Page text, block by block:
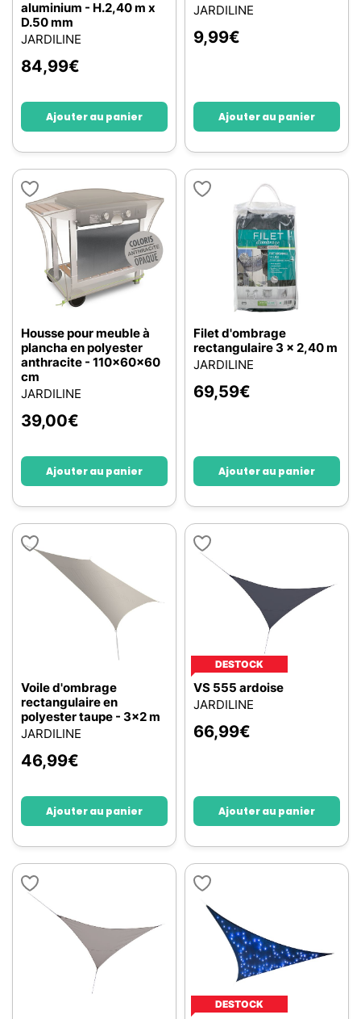
aluminium - H.2,40 m x
D.50 mm
JARDILINE
84,99€
Ajouter au panier
JARDILINE
9,99€
Ajouter au panier
Housse pour meuble à
plancha en polyester
anthracite - 110x60x60
cm
JARDILINE
39,00€
Ajouter au panier
Filet d'ombrage
rectangulaire 3 x 2,40 m
JARDILINE
69,59€
Ajouter au panier
Voile d'ombrage
rectangulaire en
polyester taupe - 3x2 m
JARDILINE
46,99€
Ajouter au panier
DESTOCK
VS 555 ardoise
JARDILINE
66,99€
Ajouter au panier
DESTOCK